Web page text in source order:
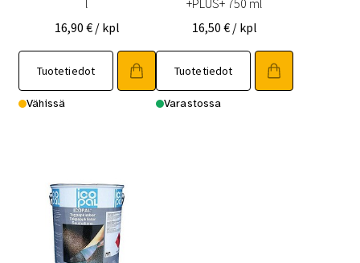
16,90 € / kpl
Tuotetiedot
Vähissä
16,50€ / kpl
Tuotetiedot
Varastossa